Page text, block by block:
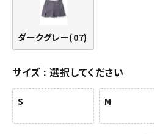
ダークグレー(07)
サイズ 選択してください
S M